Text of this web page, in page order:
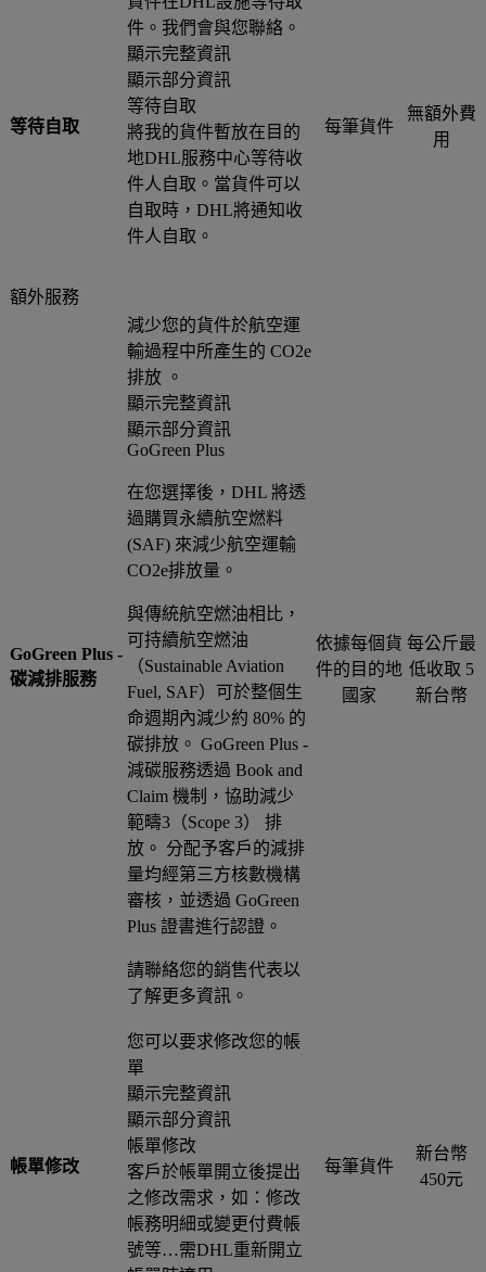
等待自取
件。我們會與您聯絡。
顯示完整資訊
顯示部分資訊
等待自取
將我的貨件暫放在目的
地DHL服務中心等待收
件人自取。當貨件可以
自取時，DHL將通知收
件人自取。
每筆貨件
無額外費
用
額外服務
GoGreen Plus -
碳減排服務
減少您的貨件於航空運
輸過程中所產生的 CO2e
排放 。
顯示完整資訊
顯示部分資訊
GoGreen Plus
在您選擇後，DHL 將透
過購買永續航空燃料
(SAF) 來減少航空運輸
CO2e排放量。
與傳統航空燃油相比，
可持續航空燃油
（Sustainable Aviation
Fuel, SAF）可於整個生
命週期內減少約 80% 的
碳排放。 GoGreen Plus -
減碳服務透過 Book and
Claim 機制，協助減少
範疇3（Scope 3） 排
放。 分配予客戶的減排
量均經第三方核數機構
審核，並透過 GoGreen
Plus 證書進行認證。
請聯絡您的銷售代表以
了解更多資訊。
依據每個貨
件的目的地
國家
每公斤最
低收取 5
新台幣
帳單修改
您可以要求修改您的帳
單
顯示完整資訊
顯示部分資訊
帳單修改
客戶於帳單開立後提出
之修改需求，如：修改
帳務明細或變更付費帳
號等…需DHL重新開立
每筆貨件
新台幣
450元